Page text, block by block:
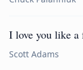
I love you like a
Scott Adams